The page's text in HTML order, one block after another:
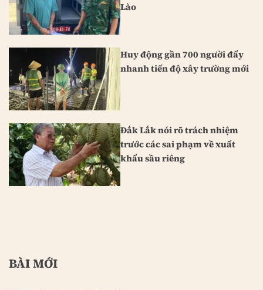
Lào
Huy động gần 700 người đẩy
nhanh tiến độ xây trường mới
Đắk Lắk nói rõ trách nhiệm
trước các sai phạm về xuất
khẩu sầu riêng
BÀI MỚI